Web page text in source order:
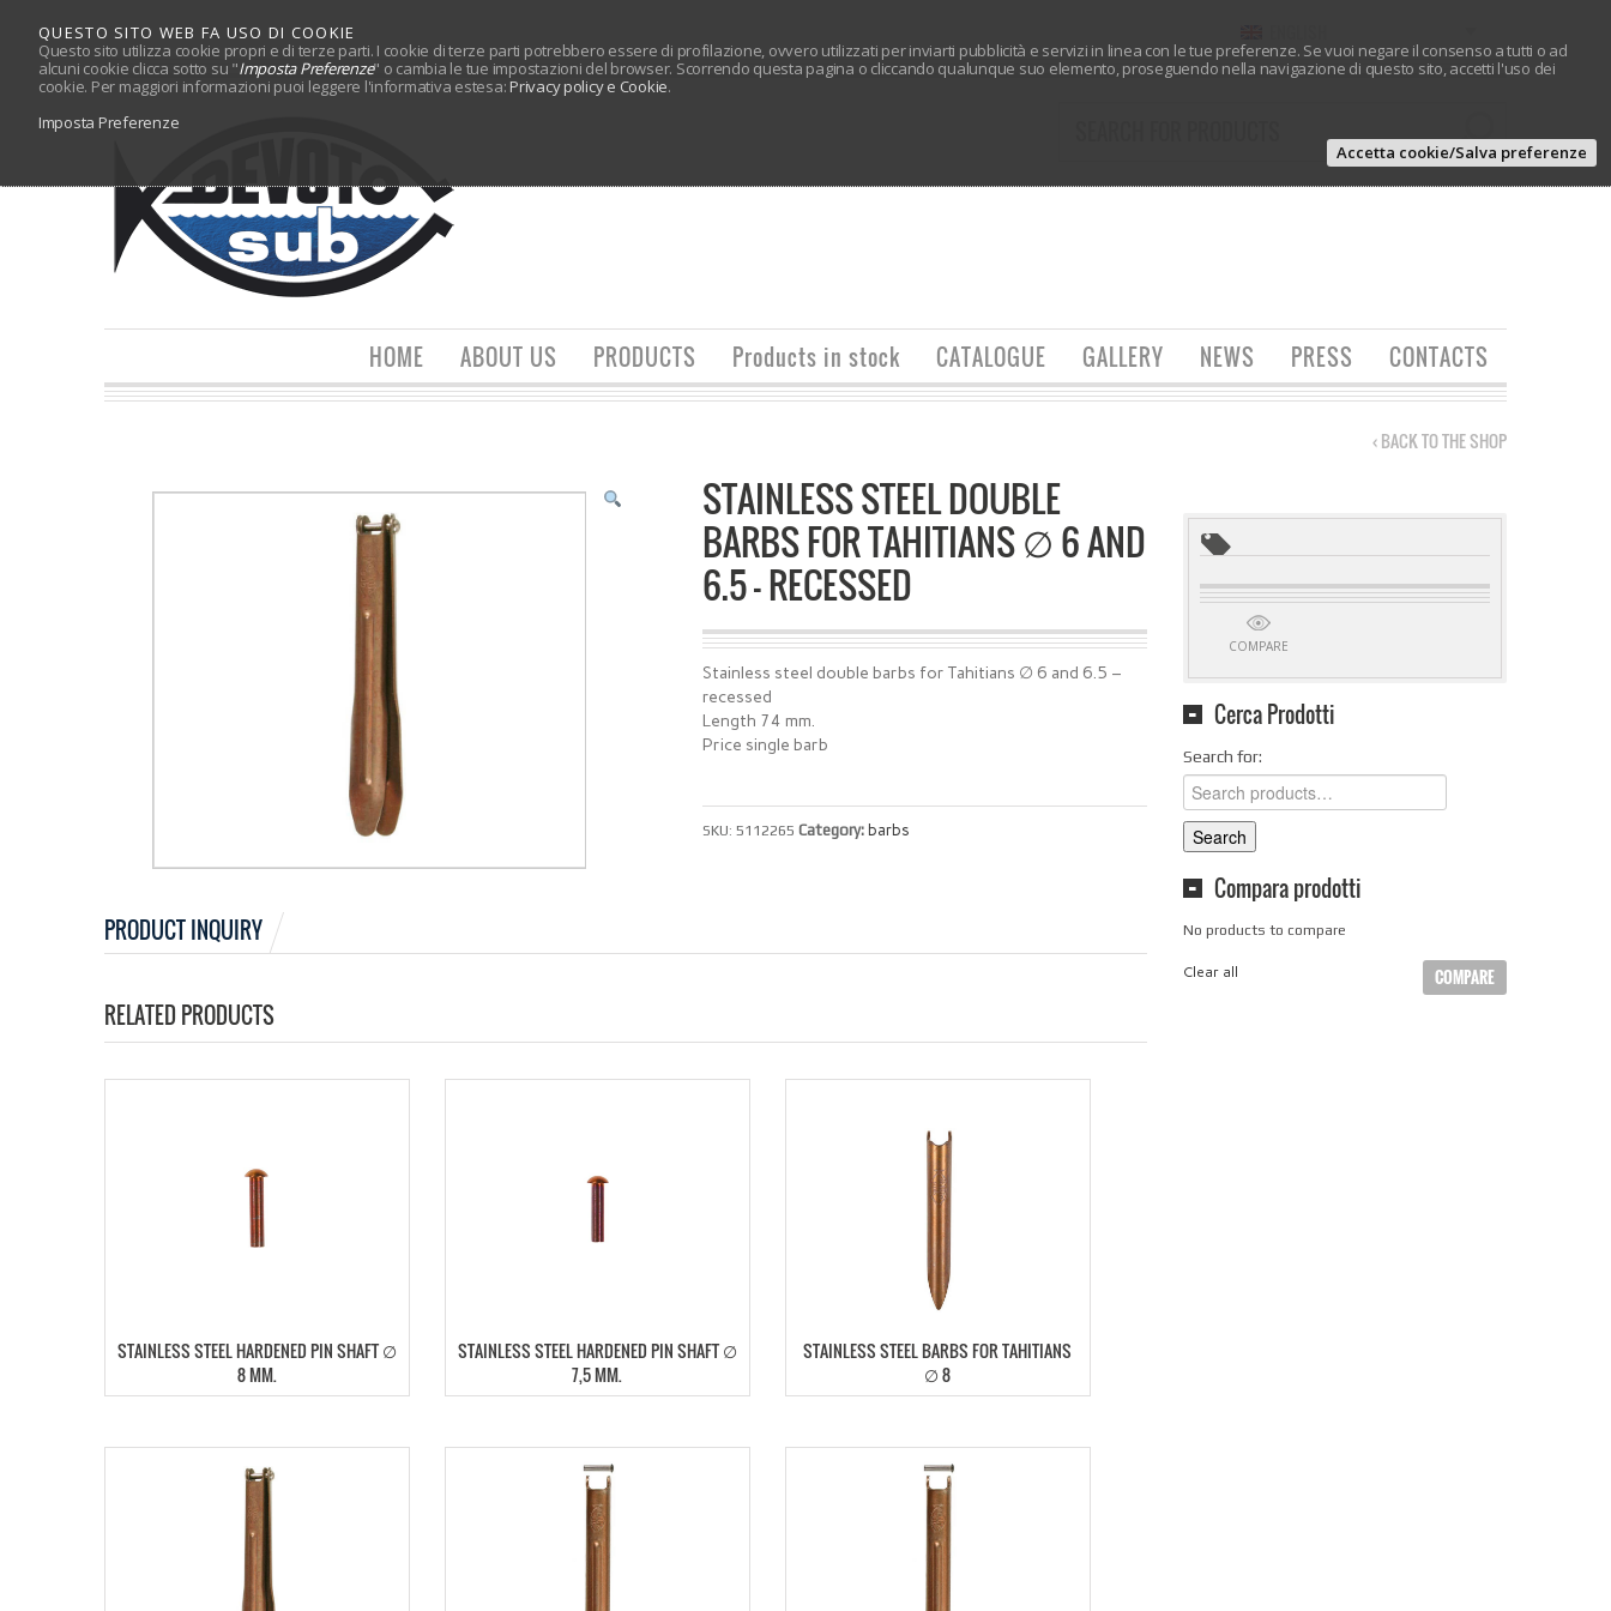
QUESTO SITO WEB FA USO DI COOKIE
Questo sito utilizza cookie propri e di terze parti. I cookie di terze parti potrebbero essere di profilazione, ovvero utilizzati per inviarti pubblicità e servizi in linea con le tue preferenze. Se vuoi negare il consenso a tutti o ad
alcuni cookie clicca sotto su "Imposta Preferenze" o cambia le tue impostazioni del browser. Scorrendo questa pagina o cliccando qualunque suo elemento, proseguendo nella navigazione di questo sito, accetti l'uso dei
cookie. Per maggiori informazioni puoi leggere l'informativa estesa: Privacy policy e Cookie.
Imposta Preferenze
Accetta cookie/Salva preferenze
HOME ABOUT US PRODUCTS Products in stock CATALOGUE GALLERY NEWS PRESS CONTACTS
‹ BACK TO THE SHOP
STAINLESS STEEL DOUBLE
BARBS FOR TAHITIANS ∅ 6 AND
6.5 – RECESSED
Stainless steel double barbs for Tahitians ∅ 6 and 6.5 –
recessed
Length 74 mm.
Price single barb
SKU: 5112265 Category: barbs
PRODUCT INQUIRY
RELATED PRODUCTS
STAINLESS STEEL HARDENED PIN SHAFT ∅
8 MM.
STAINLESS STEEL HARDENED PIN SHAFT ∅
7,5 MM.
STAINLESS STEEL BARBS FOR TAHITIANS
∅ 8
COMPARE
Cerca Prodotti
Search for:
Search
Compara prodotti
No products to compare
Clear all COMPARE